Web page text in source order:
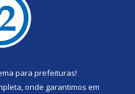
para prefeituras!
onde garantimos em